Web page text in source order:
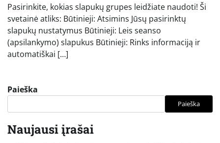
Pasirinkite, kokias slapukų grupes leidžiate naudoti! Ši
svetainė atliks: Būtinieji: Atsimins Jūsų pasirinktų
slapukų nustatymus Būtinieji: Leis seanso
(apsilankymo) slapukus Būtinieji: Rinks informaciją ir
automatiškai […]
Paieška
Paieška
Naujausi įrašai